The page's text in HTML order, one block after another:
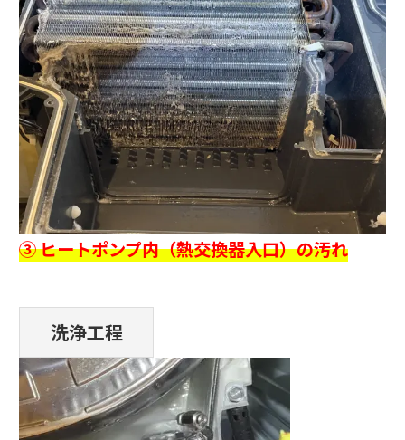
③ ヒートポンプ内（熱交換器入口）の汚れ
洗浄工程